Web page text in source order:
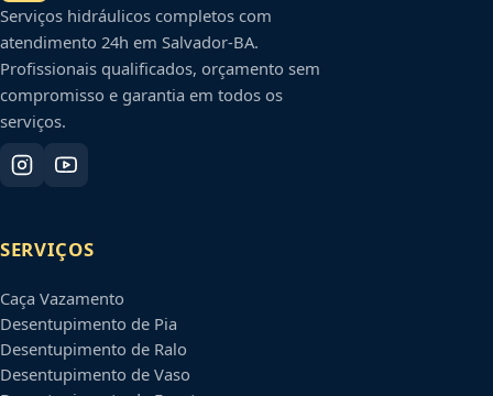
Serviços hidráulicos completos com
atendimento 24h em Salvador-BA.
Profissionais qualificados, orçamento sem
compromisso e garantia em todos os
serviços.
SERVIÇOS
Caça Vazamento
Desentupimento de Pia
Desentupimento de Ralo
Desentupimento de Vaso